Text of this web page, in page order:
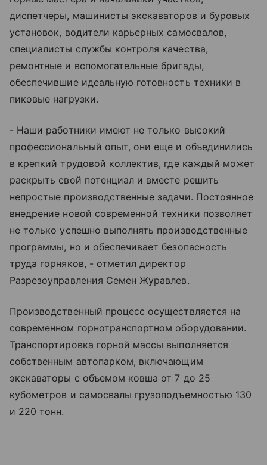
диспетчеры, машинисты экскаваторов и буровых
установок, водители карьерных самосвалов,
специалисты службы контроля качества,
ремонтные и вспомогательные бригады,
обеспечившие идеальную готовность техники в
пиковые нагрузки.
- Наши работники имеют не только высокий
профессиональный опыт, они еще и объединились
в крепкий трудовой коллектив, где каждый может
раскрыть свой потенциал и вместе решить
непростые производственные задачи. Постоянное
внедрение новой современной техники позволяет
не только успешно выполнять производственные
программы, но и обеспечивает безопасность
труда горняков, - отметил директор
Разрезоуправления Семен Журавлев.
Производственный процесс осуществляется на
современном горнотранспортном оборудовании.
Транспортировка горной массы выполняется
собственным автопарком, включающим
экскаваторы с объемом ковша от 7 до 25
кубометров и самосвалы грузоподъемностью 130
и 220 тонн.